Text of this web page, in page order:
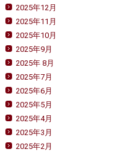
2025年12月
2025年11月
2025年10月
2025年9月
2025年 8月
2025年7月
2025年6月
2025年5月
2025年4月
2025年3月
2025年2月